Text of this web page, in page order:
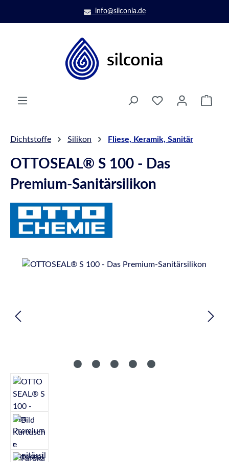
Zum Hauptinhalt springeninfo@silconia.de
Dichtstoffe Silikon Fliese, Keramik, Sanitär
OTTOSEAL® S 100 - Das
Premium-Sanitärsilikon
Bildergalerie überspringen